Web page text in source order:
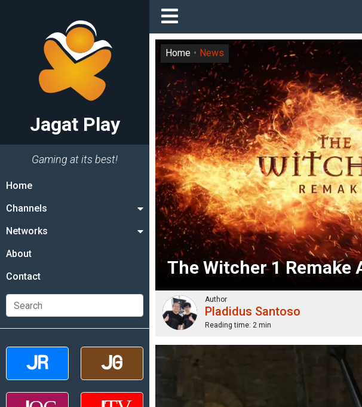
Jagat Play
Gaming at its best!
Home
Channels
Networks
About
Contact
The Witcher 1 Remake
Home News
Author
Pladidus Santoso
Reading time: 2 min